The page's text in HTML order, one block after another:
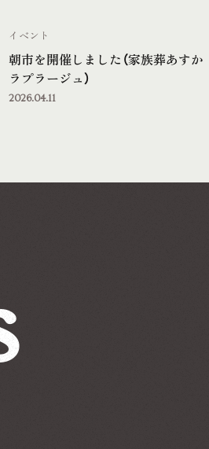
朝市を開催しました（家族葬あすか
ラプラージュ）
イベント
2026.04.11